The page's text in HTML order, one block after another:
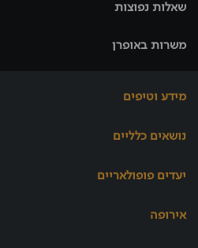
שאלות נפוצות
משרות באופרן
מידע וטיפים
נושאים כלליים
יעדים פופולאריים
אירופה